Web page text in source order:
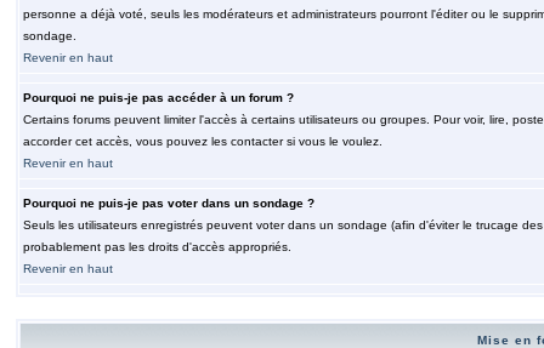
personne a déjà voté, seuls les modérateurs et administrateurs pourront l'éditer ou le
sondage.
Revenir en haut
Pourquoi ne puis-je pas accéder à un forum ?
Certains forums peuvent limiter l'accès à certains utilisateurs ou groupes. Pour voir, lire,
accorder cet accès, vous pouvez les contacter si vous le voulez.
Revenir en haut
Pourquoi ne puis-je pas voter dans un sondage ?
Seuls les utilisateurs enregistrés peuvent voter dans un sondage (afin d'éviter le trucage
probablement pas les droits d'accès appropriés.
Revenir en haut
Mise en